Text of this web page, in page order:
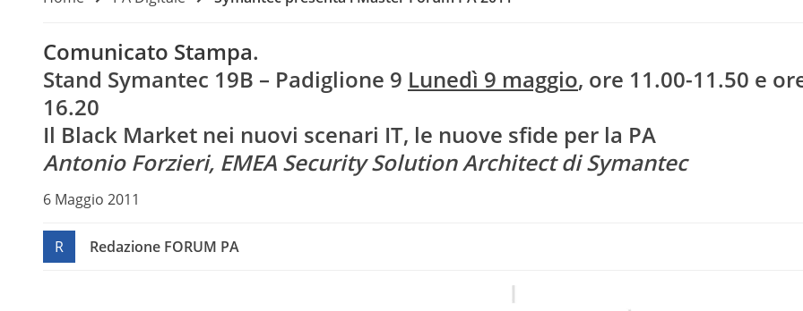
Comunicato Stampa.
Stand Symantec 19B – Padiglione 9 Lunedì 9 maggio, ore 11.00-11.50 e
16.20
Il Black Market nei nuovi scenari IT, le nuove sfide per la PA
Antonio Forzieri, EMEA Security Solution Architect di Symantec
6 Maggio 2011
R Redazione FORUM PA